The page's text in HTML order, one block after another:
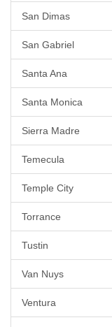
San Dimas
San Gabriel
Santa Ana
Santa Monica
Sierra Madre
Temecula
Temple City
Torrance
Tustin
Van Nuys
Ventura